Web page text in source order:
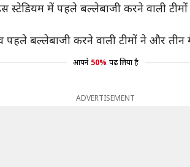
में पहले बल्लेबाजी करने वाली टीमों नें
बल्लेबाजी करने वाली टीमों ने और तीन
आपने 50% पढ़ लिया है
ADVERTISEMENT